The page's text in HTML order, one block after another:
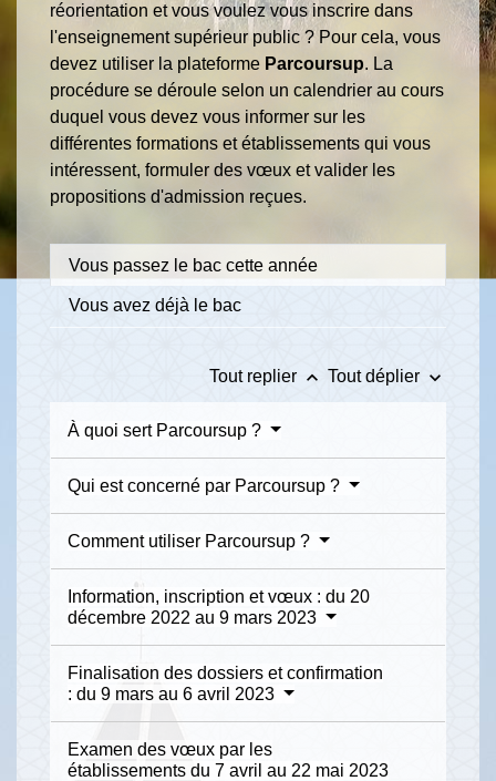
réorientation et vous voulez vous inscrire dans
l'enseignement supérieur public ? Pour cela, vous
devez utiliser la plateforme Parcoursup. La
procédure se déroule selon un calendrier au cours
duquel vous devez vous informer sur les
différentes formations et établissements qui vous
intéressent, formuler des vœux et valider les
propositions d'admission reçues.
Vous passez le bac cette année
Vous avez déjà le bac
Tout replier keyboard_arrow_up Tout déplier keyboard_arrow_down
À quoi sert Parcoursup ?
Qui est concerné par Parcoursup ?
Comment utiliser Parcoursup ?
Information, inscription et vœux : du 20
décembre 2022 au 9 mars 2023
Finalisation des dossiers et confirmation
: du 9 mars au 6 avril 2023
Examen des vœux par les
établissements du 7 avril au 22 mai 2023